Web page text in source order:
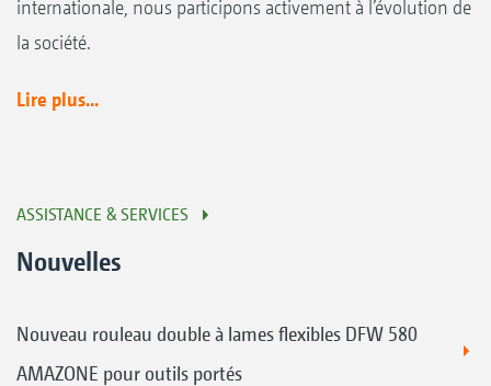
internationale, nous participons activement à l’évolution de
la société.
Lire plus...
ASSISTANCE & SERVICES
Nouvelles
Nouveau rouleau double à lames flexibles DFW 580
AMAZONE pour outils portés